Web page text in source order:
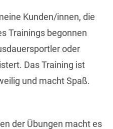
Kunden/innen, die
Trainings begonnen
oder
Das Training ist
und macht Spaß.
der Übungen macht es